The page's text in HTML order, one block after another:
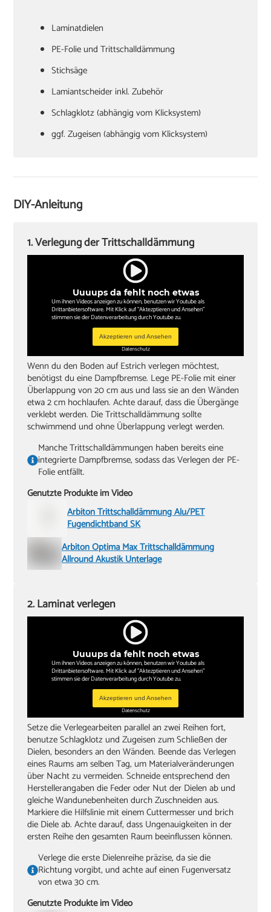
Laminatdielen
PE-Folie und Trittschalldämmung
Stichsäge
Lamiantscheider inkl. Zubehör
Schlagklotz (abhängig vom Klicksystem)
ggf. Zugeisen (abhängig vom Klicksystem)
Cuttermesser
Zollstock
DIY-Anleitung
Uuuups da fehlt noch etwas
Um ihnen Videos anzeigen zu können, benutzen wir Youtube als
Drittanbietersoftware. Mit Klick auf "Aktezptieren und Ansehen"
stimmen sie der Datenverarbeitung durch Youtube zu.
Akzeptieren und Ansehen
Datenschutz
1. Verlegung der Trittschalldämmung
Wenn du den Boden auf Estrich verlegen möchtest,
benötigst du eine Dampfbremse. Lege PE-Folie mit einer
Überlappung von 20 cm aus und lass sie an den Wänden
etwa 2 cm hochlaufen. Achte darauf, dass die Übergänge
verklebt werden. Die Trittschalldämmung sollte
schwimmend und ohne Überlappung verlegt werden.
Manche Trittschalldämmungen haben bereits eine
integrierte Dampfbremse, sodass das Verlegen der PE-
Folie entfällt.
Genutzte Produkte im Video
Arbiton Trittschalldämmung Alu/PET
Fugendichtband SK
Arbiton Optima Max Trittschalldämmung
Allround Akustik Unterlage
Uuuups da fehlt noch etwas
Um ihnen Videos anzeigen zu können, benutzen wir Youtube als
Drittanbietersoftware. Mit Klick auf "Aktezptieren und Ansehen"
stimmen sie der Datenverarbeitung durch Youtube zu.
Akzeptieren und Ansehen
Datenschutz
2. Laminat verlegen
Setze die Verlegearbeiten parallel an zwei Reihen fort,
benutze Schlagklotz und Zugeisen zum Schließen der
Dielen, besonders an den Wänden. Beende das Verlegen
eines Raums am selben Tag, um Materialveränderungen
über Nacht zu vermeiden. Schneide entsprechend den
Herstellerangaben die Feder oder Nut der Dielen ab und
gleiche Wandunebenheiten durch Zuschneiden aus.
Markiere die Hilfslinie mit einem Cuttermesser und brich
die Diele ab. Achte darauf, dass Ungenauigkeiten in der
ersten Reihe den gesamten Raum beeinflussen können.
Verlege die erste Dielenreihe präzise, da sie die
Richtung vorgibt, und achte auf einen Fugenversatz
von etwa 30 cm.
Genutzte Produkte im Video